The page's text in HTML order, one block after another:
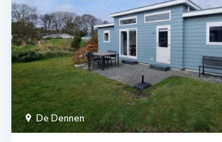
De Dennen